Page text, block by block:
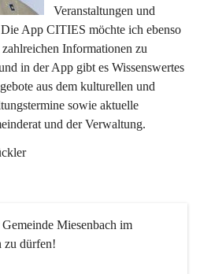
Veranstaltungen und
App CITIES möchte ich ebenso
Informationen zu
in der App gibt es Wissenswertes
aus dem kulturellen und
sowie aktuelle
und der Verwaltung.
Miesenbach im
zu dürfen!